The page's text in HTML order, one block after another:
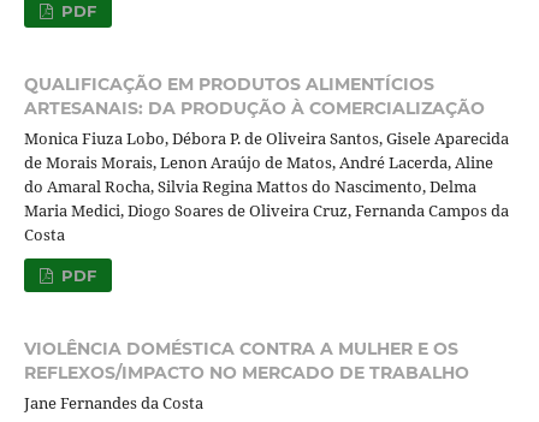
PDF
QUALIFICAÇÃO EM PRODUTOS ALIMENTÍCIOS
ARTESANAIS: DA PRODUÇÃO À COMERCIALIZAÇÃO
Monica Fiuza Lobo, Débora P. de Oliveira Santos, Gisele Aparecida
de Morais Morais, Lenon Araújo de Matos, André Lacerda, Aline
do Amaral Rocha, Silvia Regina Mattos do Nascimento, Delma
Maria Medici, Diogo Soares de Oliveira Cruz, Fernanda Campos da
Costa
PDF
VIOLÊNCIA DOMÉSTICA CONTRA A MULHER E OS
REFLEXOS/IMPACTO NO MERCADO DE TRABALHO
Jane Fernandes da Costa